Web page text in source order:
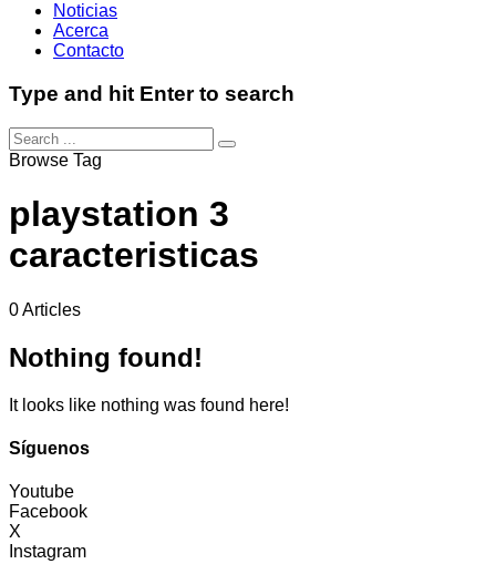
Noticias
Acerca
Contacto
Type and hit Enter to search
Browse Tag
playstation 3
caracteristicas
0 Articles
Nothing found!
It looks like nothing was found here!
Síguenos
Youtube
Facebook
X
Instagram